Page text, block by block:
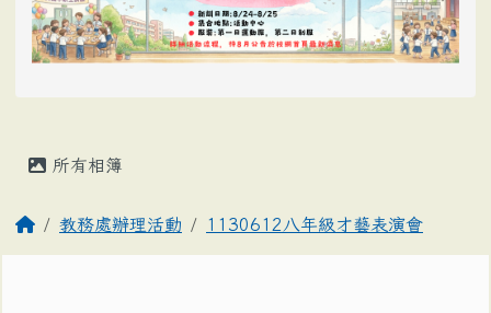
所有相簿
教務處辦理活動 1130612八年級才藝表演會